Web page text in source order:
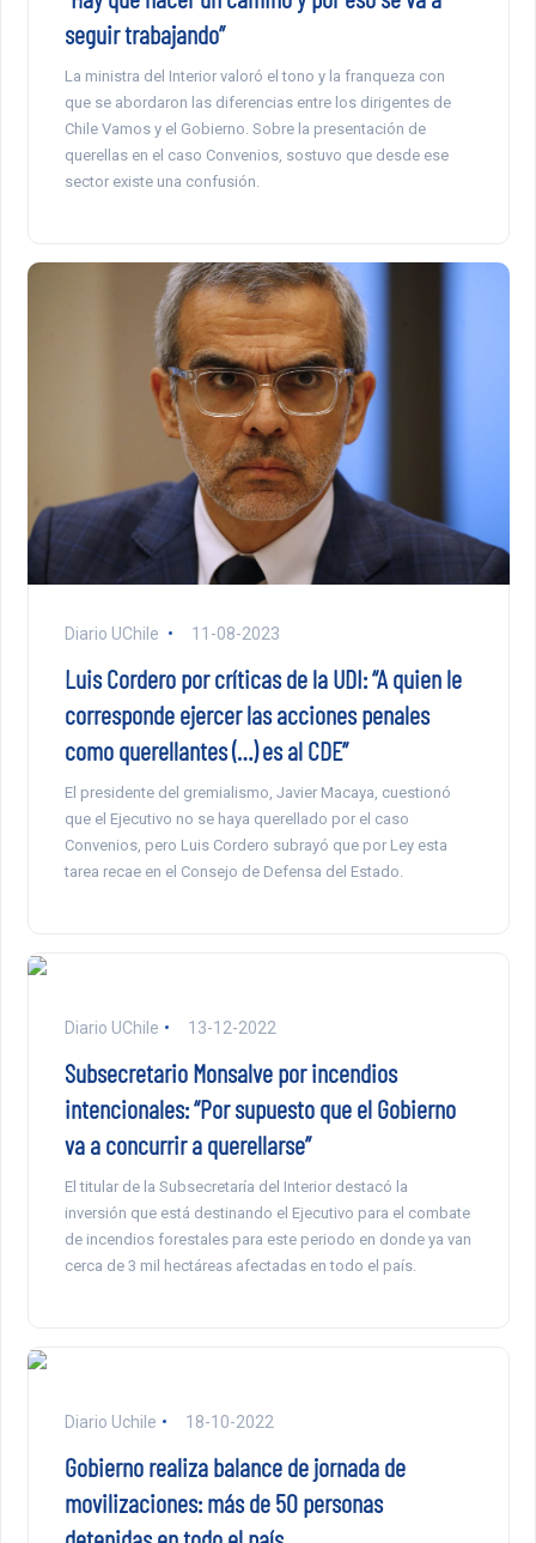
seguir trabajando”
La ministra del Interior valoró el tono y la franqueza con
que se abordaron las diferencias entre los dirigentes de
Chile Vamos y el Gobierno. Sobre la presentación de
querellas en el caso Convenios, sostuvo que desde ese
sector existe una confusión.
Diario UChile 11-08-2023
Luis Cordero por críticas de la UDI: “A quien le
corresponde ejercer las acciones penales
como querellantes (…) es al CDE”
El presidente del gremialismo, Javier Macaya, cuestionó
que el Ejecutivo no se haya querellado por el caso
Convenios, pero Luis Cordero subrayó que por Ley esta
tarea recae en el Consejo de Defensa del Estado.
Diario UChile 13-12-2022
Subsecretario Monsalve por incendios
intencionales: “Por supuesto que el Gobierno
va a concurrir a querellarse”
El titular de la Subsecretaría del Interior destacó la
inversión que está destinando el Ejecutivo para el combate
de incendios forestales para este periodo en donde ya van
cerca de 3 mil hectáreas afectadas en todo el país.
Diario Uchile 18-10-2022
Gobierno realiza balance de jornada de
movilizaciones: más de 50 personas